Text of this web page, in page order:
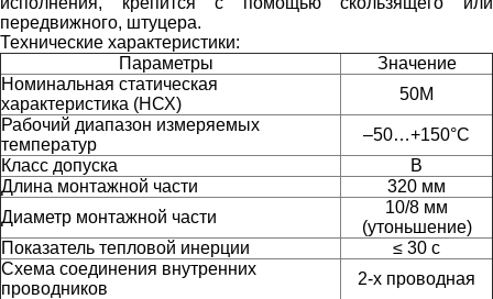
передвижного, штуце­ра.
Технические характеристики:
Параметры
Значение
Номинальная статическая
характеристика (НСХ)
50М
Рабочий диапазон измеряемых
температур
–50…+150°C
Класс допуска
В
Длина монтажной части
320 мм
Диаметр монтажной части
10/8 мм
(утоньшение)
Показатель тепловой инерции
≤ 30 с
Схема соединения внутренних
проводников
2-x проводная